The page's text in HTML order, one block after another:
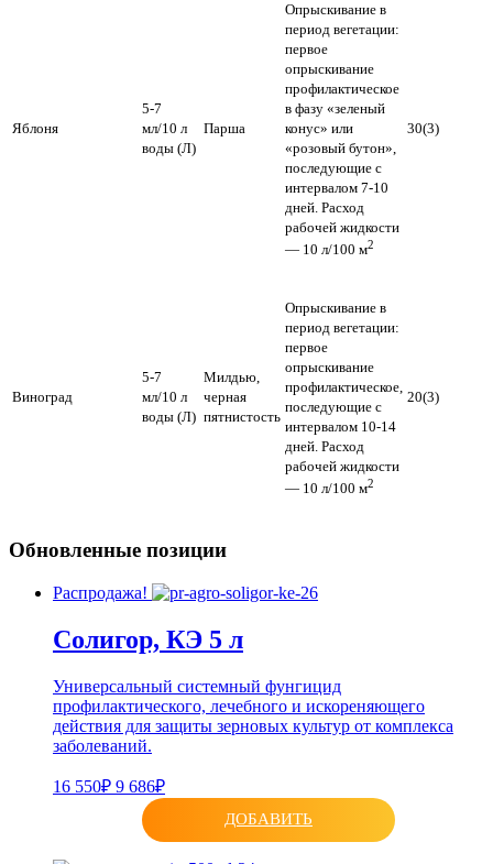
Яблоня
5-7
мл/10 л
воды (Л)
Парша
Опрыскивание в
период вегетации:
первое
опрыскивание
профилактическое
в фазу «зеленый
конус» или
«розовый бутон»,
последующие с
интервалом 7-10
дней. Расход
рабочей жидкости
— 10 л/100 м2
30(3)
Виноград
5-7
мл/10 л
воды (Л)
Милдью,
черная
пятнистость
Опрыскивание в
период вегетации:
первое
опрыскивание
профилактическое,
последующие с
интервалом 10-14
дней. Расход
рабочей жидкости
— 10 л/100 м2
20(3)
Обновленные позиции
Распродажа!
Солигор, КЭ 5 л
Универсальный системный фунгицид
профилактического, лечебного и искореняющего
действия для защиты зерновых культур от комплекса
заболеваний.
16 550₽ 9 686₽
ДОБАВИТЬ